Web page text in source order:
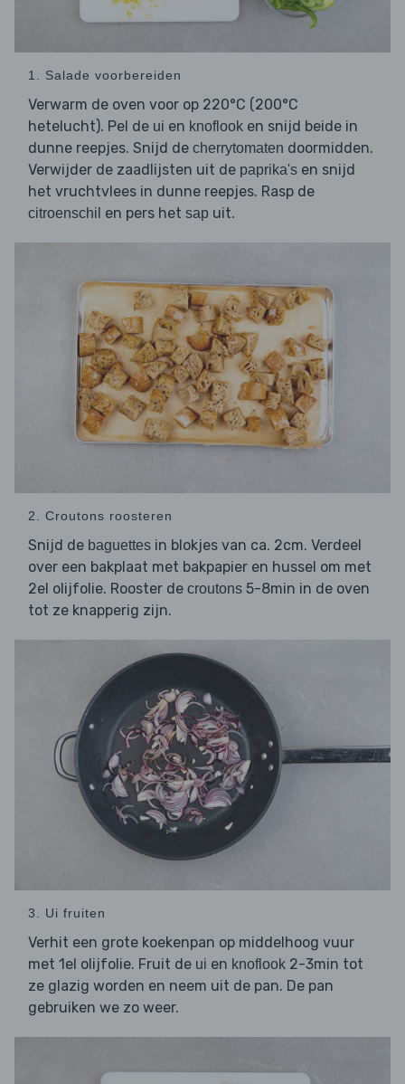
1. Salade voorbereiden
Verwarm de oven voor op 220°C (200°C
hetelucht). Pel de ui en knoflook en snijd beide in
dunne reepjes. Snijd de cherrytomaten doormidden.
Verwijder de zaadlijsten uit de paprika's en snijd
het vruchtvlees in dunne reepjes. Rasp de
citroenschil en pers het sap uit.
2. Croutons roosteren
Snijd de baguettes in blokjes van ca. 2cm. Verdeel
over een bakplaat met bakpapier en hussel om met
2el olijfolie. Rooster de croutons 5-8min in de oven
tot ze knapperig zijn.
3. Ui fruiten
Verhit een grote koekenpan op middelhoog vuur
met 1el olijfolie. Fruit de ui en knoflook 2-3min tot
ze glazig worden en neem uit de pan. De pan
gebruiken we zo weer.